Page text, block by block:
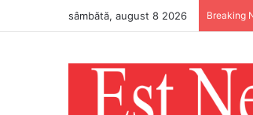
sâmbătă, august 8 2026 Breaking